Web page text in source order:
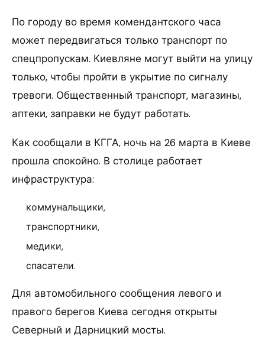
По городу во время комендантского часа
может передвигаться только транспорт по
спецпропускам. Киевляне могут выйти на улицу
только, чтобы пройти в укрытие по сигналу
тревоги. Общественный транспорт, магазины,
аптеки, заправки не будут работать.
Как сообщали в КГГА, ночь на 26 марта в Киеве
прошла спокойно. В столице работает
инфраструктура:
коммунальщики,
транспортники,
медики,
спасатели.
Для автомобильного сообщения левого и
правого берегов Киева сегодня открыты
Северный и Дарницкий мосты.